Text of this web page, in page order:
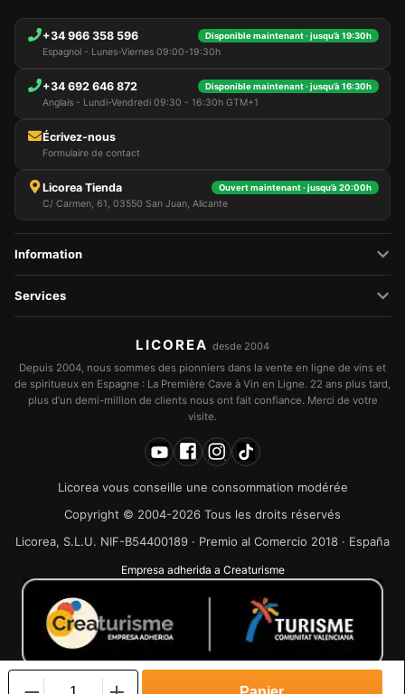
+34 966 358 596 Disponible maintenant · jusqu’à 19:30h
Espagnol - Lunes-Viernes 09:00-19:30h
+34 692 646 872 Disponible maintenant · jusqu’à 16:30h
Anglais - Lundi-Vendredi 09:30 - 16:30h GTM+1
Écrivez-nous
Formulaire de contact
Licorea Tienda Ouvert maintenant · jusqu’à 20:00h
C/ Carmen, 61, 03550 San Juan, Alicante
Information
Services
LICOREA desde 2004
Depuis 2004, nous sommes des pionniers dans la vente en ligne de vins et
de spiritueux en Espagne : La Première Cave à Vin en Ligne. 22 ans plus tard,
plus d’un demi-million de clients nous ont fait confiance. Merci de votre
visite.
Licorea vous conseille une consommation modérée
Copyright © 2004-2026 Tous les droits réservés
Licorea, S.L.U. NIF-B54400189 · Premio al Comercio 2018 · España
Empresa adherida a Creaturisme